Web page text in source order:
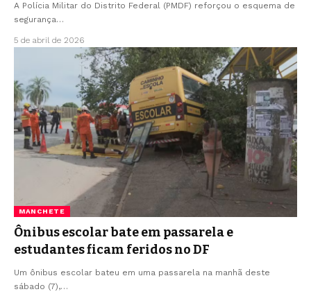
A Polícia Militar do Distrito Federal (PMDF) reforçou o esquema de
segurança…
5 de abril de 2026
MANCHETE
Ônibus escolar bate em passarela e
estudantes ficam feridos no DF
Um ônibus escolar bateu em uma passarela na manhã deste
sábado (7),…